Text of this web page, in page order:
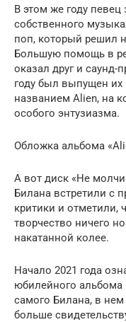
В этом же году
собственного
поп, который решил
Большую помощь в
оказал друг и
году был выпущен
названием Alien, на
особого энтузиазма.
Обложка альбома
А вот диск «Не
Билана встретили с
критики и отметили,
творчество ничего
накатанной колее.
Начало 2021 года
юбилейного
самого Билана, в
больше